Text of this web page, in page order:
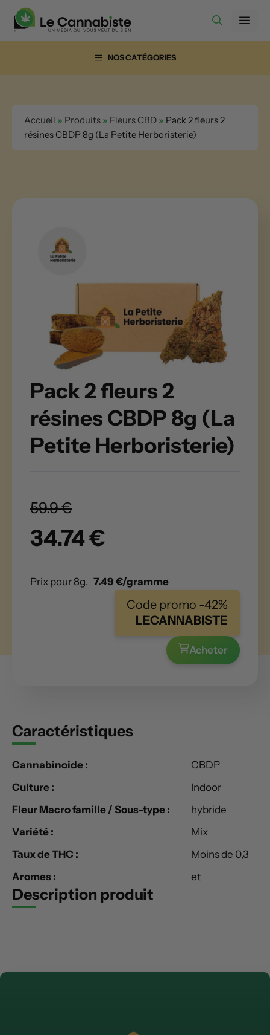
Aller
contenu
NOS CATÉGORIES
Accueil » Produits » Fleurs CBD » Pack 2 fleurs 2
résines CBDP 8g (La Petite Herboristerie)
Pack 2 fleurs 2
résines CBDP 8g (La
Petite Herboristerie)
59.9 €
34.74 €
Prix pour 8g. 7.49 €/gramme
Code promo -42%
LECANNABISTE
Acheter
Caractéristiques
Cannabinoide :
CBDP
Culture :
Indoor
Fleur Macro famille / Sous-type :
hybride
Variété :
Mix
Taux de THC :
Moins de 0,3
Aromes :
et
Description produit